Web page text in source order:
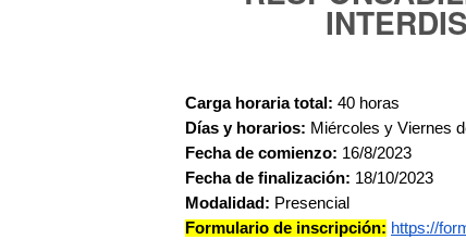
Carga horaria total: 40 horas
Días y horarios: Miércoles y Viernes
Fecha de comienzo: 16/8/2023
Fecha de finalización: 18/10/2023
Modalidad: Presencial
Formulario de inscripción: https://